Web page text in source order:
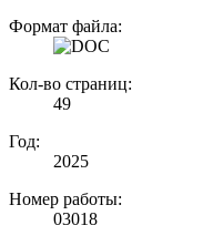
Формат файла:
Кол-во страниц:
49
Год:
2025
Номер работы:
03018